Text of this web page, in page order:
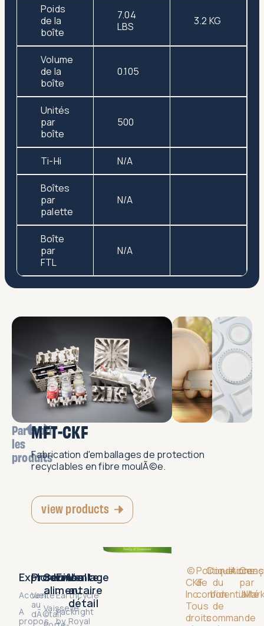
Poids
de la
boîte
7.04
LBS
3.2 KG
Volume
de la
boîte
0.105
Unités
par
boîte
500
Ti-Hi N/A
Boîtes
par
palette
N/A
Boîte
par
FTL
N/A
Parcourir
les
produits
MFT-CKF
Fabrication d'emballages de protection
recyclables en fibre moulÃ©e.
view products
Explorer
Accueil
A
propos
Produits
Vente
au
dÃ©tail
Emballage
Earthcycle
Packright
by
Service
alimentaire
Vaisselle
Vente
au
détail
Royal
©
CKF
Inc.
Tous
droits
Politique
de
confidentialité
Conditions
du
bon
de
commande
par